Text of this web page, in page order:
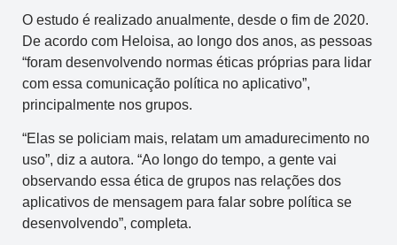
O estudo é realizado anualmente, desde o fim de 2020.
De acordo com Heloisa, ao longo dos anos, as pessoas
“foram desenvolvendo normas éticas próprias para lidar
com essa comunicação política no aplicativo”,
principalmente nos grupos.
“Elas se policiam mais, relatam um amadurecimento no
uso”, diz a autora. “Ao longo do tempo, a gente vai
observando essa ética de grupos nas relações dos
aplicativos de mensagem para falar sobre política se
desenvolvendo”, completa.